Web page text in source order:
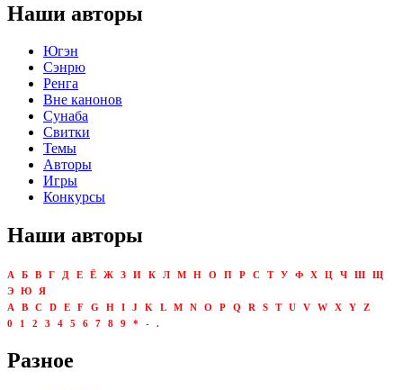
Наши авторы
Югэн
Сэнрю
Ренга
Вне канонов
Сунаба
Свитки
Темы
Авторы
Игры
Конкурсы
Наши авторы
А Б В Г Д Е Ё Ж З И К Л М Н О П Р С Т У Ф Х Ц Ч Ш
Щ
Э
Ю
Я
A
B C D E F G H I J K L M N O P Q R S T U V W X Y
Z
0
1 2 3 4 5 6 7 8 9 * - .
Разное